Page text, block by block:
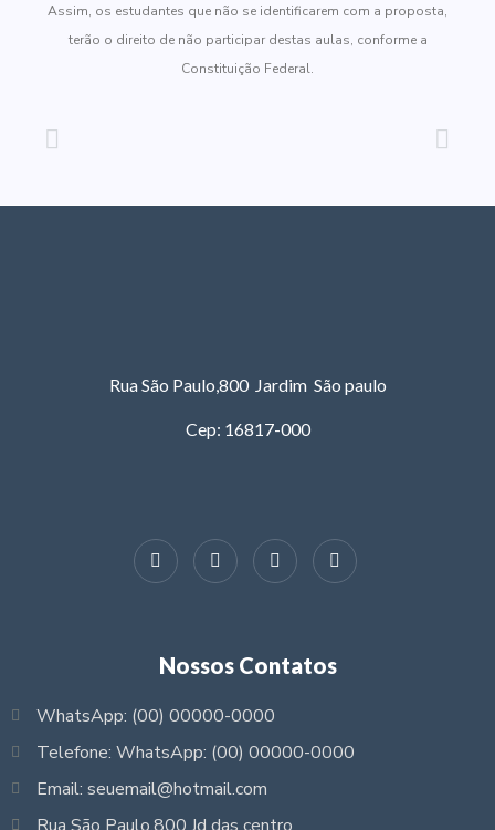
Assim, os estudantes que não se identificarem com a proposta,
terão o direito de não participar destas aulas, conforme a
Constituição Federal.
Rua São Paulo,800 Jardim São paulo
Cep: 16817-000
Nossos Contatos
WhatsApp: (00) 00000-0000
Telefone: WhatsApp: (00) 00000-0000
Email: seuemail@hotmail.com